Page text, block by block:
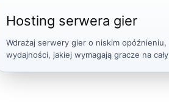
Hosting serwera gier
Wdrażaj serwery gier o niskim
wydajności, jakiej wymagają gracze na